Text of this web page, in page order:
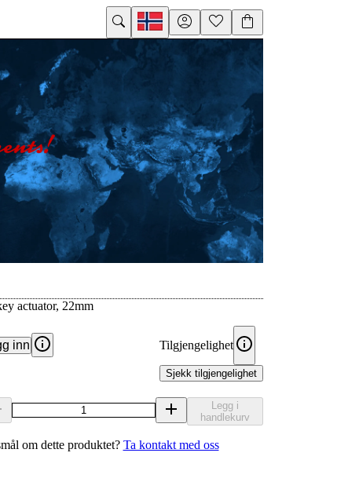
actuator, 22mm
inn Tilgjengelighet
Sjekk tilgjengelighet
Legg i
handlekurv
om dette produktet? Ta kontakt med oss